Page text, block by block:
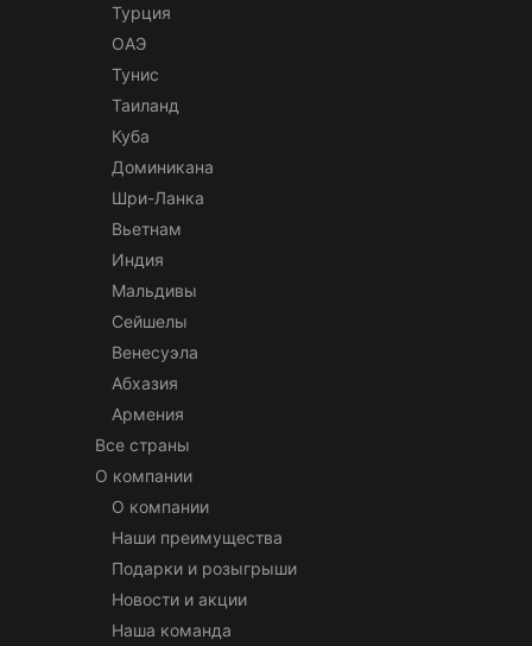
Турция
ОАЭ
Тунис
Таиланд
Куба
Доминикана
Шри-Ланка
Вьетнам
Индия
Мальдивы
Сейшелы
Венесуэла
Абхазия
Армения
Все страны
О компании
О компании
Наши преимущества
Подарки и розыгрыши
Новости и акции
Наша команда